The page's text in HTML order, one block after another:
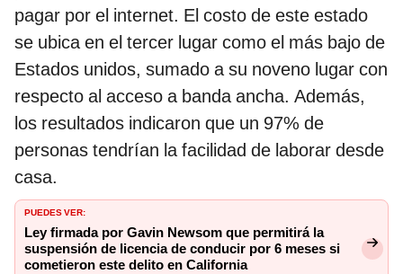
pagar por el internet. El costo de este estado
se ubica en el tercer lugar como el más bajo de
Estados unidos, sumado a su noveno lugar con
respecto al acceso a banda ancha. Además,
los resultados indicaron que un 97% de
personas tendrían la facilidad de laborar desde
casa.
PUEDES VER:
Ley firmada por Gavin Newsom que permitirá la
suspensión de licencia de conducir por 6 meses si
cometieron este delito en California